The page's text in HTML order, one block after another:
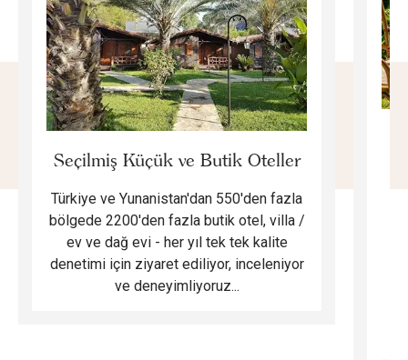
Seçilmiş Küçük ve Butik Oteller
Türkiye ve Yunanistan'dan 550'den fazla
bölgede 2200'den fazla butik otel, villa /
ev ve dağ evi - her yıl tek tek kalite
denetimi için ziyaret ediliyor, inceleniyor
ve deneyimliyoruz...